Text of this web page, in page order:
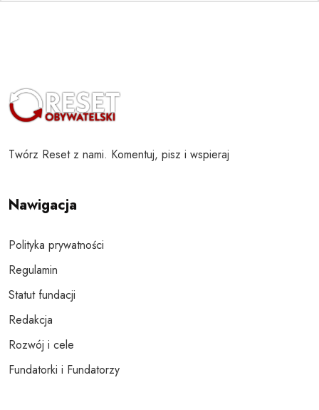
Twórz Reset z nami. Komentuj, pisz i wspieraj
Nawigacja
Polityka prywatności
Regulamin
Statut fundacji
Redakcja
Rozwój i cele
Fundatorki i Fundatorzy